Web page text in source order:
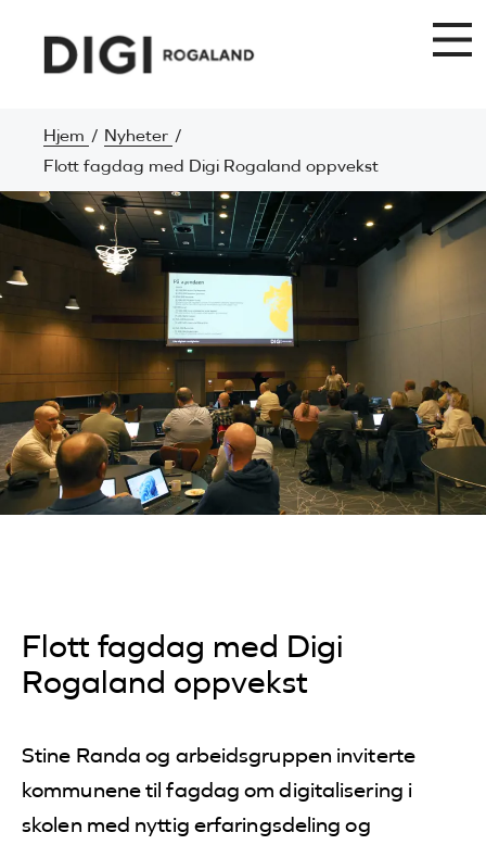
Hjem
Nyheter
Flott fagdag med Digi Rogaland oppvekst
Flott fagdag med Digi
Rogaland oppvekst
Stine Randa og arbeidsgruppen inviterte
kommunene til fagdag om digitalisering i
skolen med nyttig erfaringsdeling og